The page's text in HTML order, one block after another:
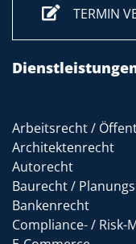
TERMIN
Arbeitsrecht /
Architektenrecht
Autorecht
Baurecht /
Bankenrecht
Compliance- / Risk-